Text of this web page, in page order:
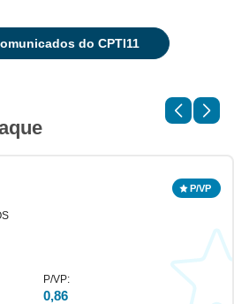
do CPTI11
0,86